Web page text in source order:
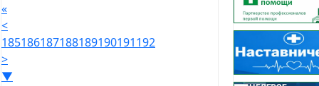
«
<
185186187188189190191192
>
▼